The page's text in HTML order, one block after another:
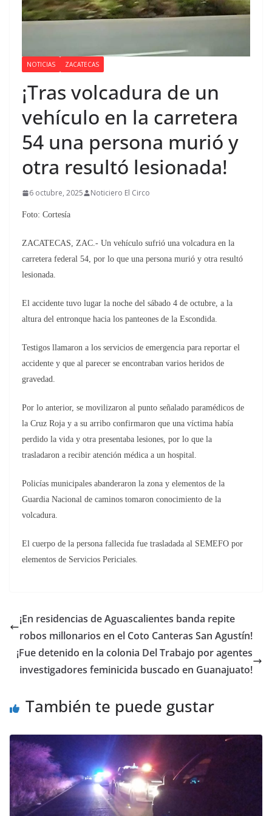
NOTICIAS ZACATECAS
¡Tras volcadura de un
vehículo en la carretera
54 una persona murió y
otra resultó lesionada!
6 octubre, 2025 Noticiero El Circo
Foto: Cortesía
ZACATECAS, ZAC.- Un vehículo sufrió una volcadura en la
carretera federal 54, por lo que una persona murió y otra resultó
lesionada.
El accidente tuvo lugar la noche del sábado 4 de octubre, a la
altura del entronque hacia los panteones de la Escondida.
Testigos llamaron a los servicios de emergencia para reportar el
accidente y que al parecer se encontraban varios heridos de
gravedad.
Por lo anterior, se movilizaron al punto señalado paramédicos de
la Cruz Roja y a su arribo confirmaron que una víctima había
perdido la vida y otra presentaba lesiones, por lo que la
trasladaron a recibir atención médica a un hospital.
Policías municipales abanderaron la zona y elementos de la
Guardia Nacional de caminos tomaron conocimiento de la
volcadura.
El cuerpo de la persona fallecida fue trasladada al SEMEFO por
elementos de Servicios Periciales.
¡En residencias de Aguascalientes banda repite
robos millonarios en el Coto Canteras San Agustín!
¡Fue detenido en la colonia Del Trabajo por agentes
investigadores feminicida buscado en Guanajuato!
También te puede gustar